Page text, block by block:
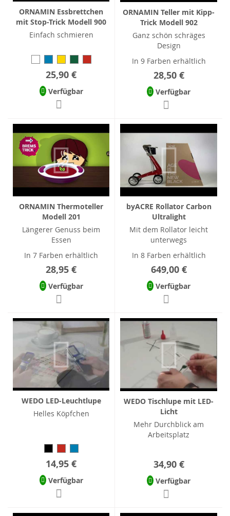
ORNAMIN Essbrettchen
mit Stop-Trick Modell 900
Einfach schmieren
25,90 €
Verfügbar
ORNAMIN Teller mit Kipp-
Trick Modell 902
Ganz schön schräges
Design
In 9 Farben erhältlich
28,50 €
Verfügbar
ORNAMIN Thermoteller
Modell 201
Längerer Genuss beim
Essen
In 7 Farben erhältlich
28,95 €
Verfügbar
byACRE Rollator Carbon
Ultralight
Mit dem Rollator leicht
unterwegs
In 8 Farben erhältlich
649,00 €
Verfügbar
WEDO LED-Leuchtlupe
Helles Köpfchen
14,95 €
Verfügbar
WEDO Tischlupe mit LED-
Licht
Mehr Durchblick am
Arbeitsplatz
34,90 €
Verfügbar